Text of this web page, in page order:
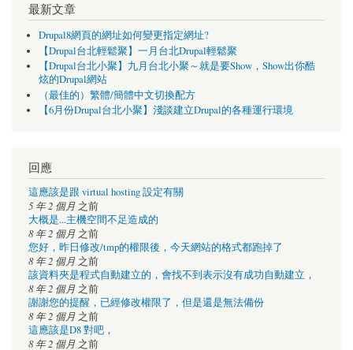
最新文章
Drupal8網頁的網址如何變更指定網址?
【Drupal台北輕鬆聚】一月台北Drupal輕鬆聚
【Drupal台北小聚】九月台北小聚～就是要Show，Show出你酷
炫的Drupal網站
（最佳的）繁體/簡體中文切換配方
【6月份Drupal台北小聚】淺談建立Drupal的各種運行環境
回應
這應該是跟 virtual hosting 設定有關
5 年 2 個月 之前
大概是...主機空間不足造成的
8 年 2 個月 之前
您好，昨日修改/tmp的權限後，今天網站的格式都跑掉了
8 年 2 個月 之前
該資料夾是程式自動建立的，會找不到表示沒有成功自動建立，
8 年 2 個月 之前
謝謝您的提醒，已經修改權限了，但是還是無法備份
8 年 2 個月 之前
這應該是D8 對吧，
8 年 2 個月 之前